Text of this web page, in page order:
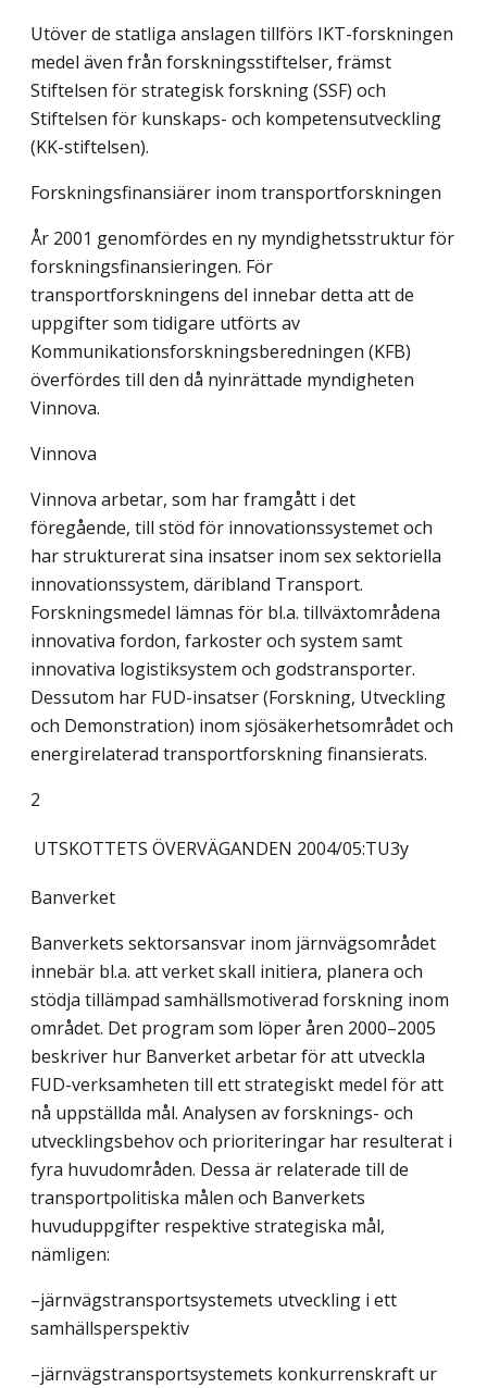
Utöver de statliga anslagen tillförs IKT-forskningen
medel även från forskningsstiftelser, främst
Stiftelsen för strategisk forskning (SSF) och
Stiftelsen för kunskaps- och kompetensutveckling
(KK-stiftelsen).
Forskningsfinansiärer inom transportforskningen
År 2001 genomfördes en ny myndighetsstruktur för
forskningsfinansieringen. För
transportforskningens del innebar detta att de
uppgifter som tidigare utförts av
Kommunikationsforskningsberedningen (KFB)
överfördes till den då nyinrättade myndigheten
Vinnova.
Vinnova
Vinnova arbetar, som har framgått i det
föregående, till stöd för innovationssystemet och
har strukturerat sina insatser inom sex sektoriella
innovationssystem, däribland Transport.
Forskningsmedel lämnas för bl.a. tillväxtområdena
innovativa fordon, farkoster och system samt
innovativa logistiksystem och godstransporter.
Dessutom har FUD-insatser (Forskning, Utveckling
och Demonstration) inom sjösäkerhetsområdet och
energirelaterad transportforskning finansierats.
2
UTSKOTTETS ÖVERVÄGANDEN 2004/05:TU3y
Banverket
Banverkets sektorsansvar inom järnvägsområdet
innebär bl.a. att verket skall initiera, planera och
stödja tillämpad samhällsmotiverad forskning inom
området. Det program som löper åren 2000–2005
beskriver hur Banverket arbetar för att utveckla
FUD-verksamheten till ett strategiskt medel för att
nå uppställda mål. Analysen av forsknings- och
utvecklingsbehov och prioriteringar har resulterat i
fyra huvudområden. Dessa är relaterade till de
transportpolitiska målen och Banverkets
huvuduppgifter respektive strategiska mål,
nämligen:
–järnvägstransportsystemets utveckling i ett
samhällsperspektiv
–järnvägstransportsystemets konkurrenskraft ur